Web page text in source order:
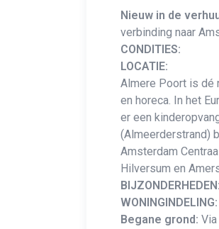
Nieuw in de
verbinding naar
CONDITIES:
LOCATIE:
Almere Poort is dé
en horeca. In het
er een
(Almeerderstrand)
Amsterdam
Hilversum en
BIJZONDERHEDEN:
WONINGINDELING:
Begane grond: